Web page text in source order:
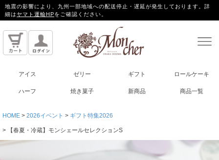
地震の影響により、九州一部地域への配送停止・遅延が発生しております。詳
細はヤマト運輸HPをご確認ください。
アイス ゼリー ギフト ロールケーキ
ハーフ 焼き菓子 新商品 商品一覧
HOME 2026イベント ギフト特集2026
【春夏・冷蔵】モンシェールセレクションS